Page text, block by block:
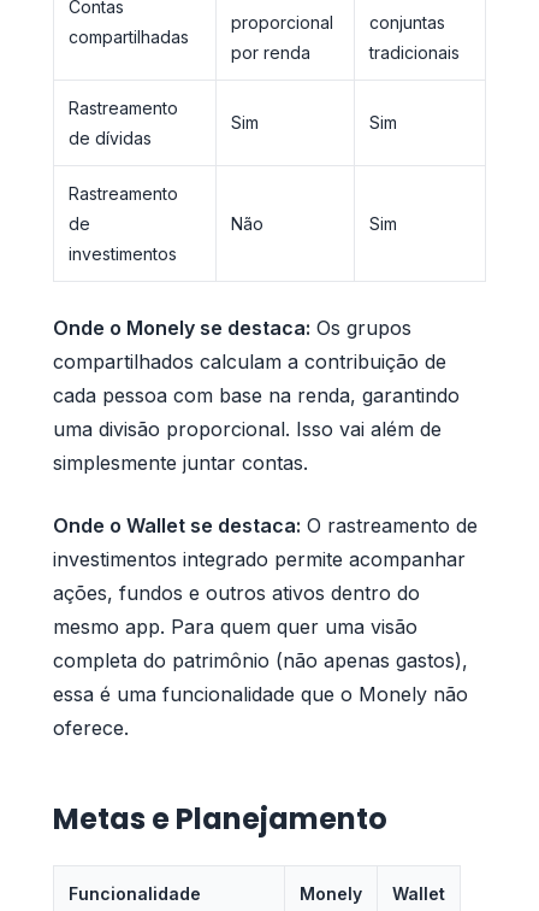
Contas
compartilhadas
proporcional
por renda
conjuntas
tradicionais
Rastreamento
de dívidas
Sim Sim
Rastreamento
de
investimentos
Não Sim
Onde o Monely se destaca: Os grupos
compartilhados calculam a contribuição de
cada pessoa com base na renda, garantindo
uma divisão proporcional. Isso vai além de
simplesmente juntar contas.
Onde o Wallet se destaca: O rastreamento de
investimentos integrado permite acompanhar
ações, fundos e outros ativos dentro do
mesmo app. Para quem quer uma visão
completa do patrimônio (não apenas gastos),
essa é uma funcionalidade que o Monely não
oferece.
Metas e Planejamento
Funcionalidade Monely Wallet